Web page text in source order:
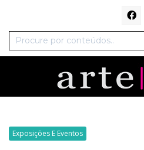
Exposições E Eventos